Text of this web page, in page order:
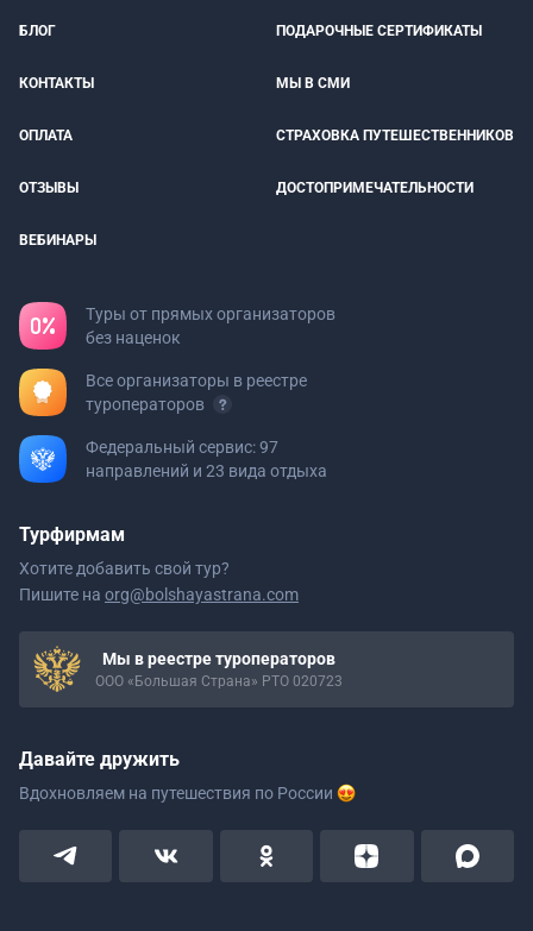
БЛОГ ПОДАРОЧНЫЕ СЕРТИФИКАТЫ
КОНТАКТЫ МЫ В СМИ
ОПЛАТА СТРАХОВКА ПУТЕШЕСТВЕННИКОВ
ОТЗЫВЫ ДОСТОПРИМЕЧАТЕЛЬНОСТИ
ВЕБИНАРЫ
Туры от прямых организаторов
без наценок
Все организаторы в реестре
туроператоров
Федеральный сервис: 97
направлений и 23 вида отдыха
Турфирмам
Хотите добавить свой тур?
Пишите на org@bolshayastrana.com
Мы в реестре туроператоров
ООО «Большая Страна» РТО 020723
Давайте дружить
Вдохновляем на путешествия по России